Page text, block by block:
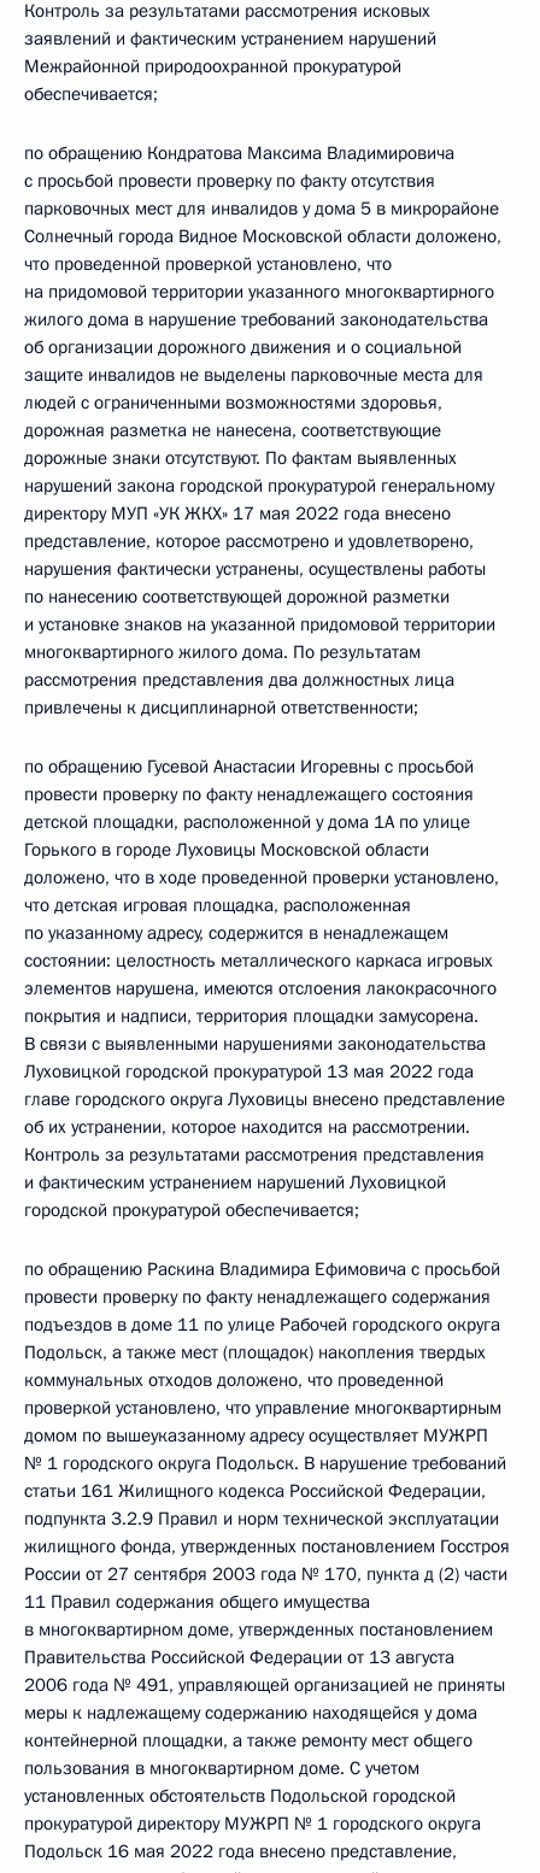
Контроль за результатами рассмотрения исковых
заявлений и фактическим устранением нарушений
Межрайонной природоохранной прокуратурой
обеспечивается;
по обращению Кондратова Максима Владимировича
с просьбой провести проверку по факту отсутствия
парковочных мест для инвалидов у дома 5 в микрорайоне
Солнечный города Видное Московской области доложено,
что проведенной проверкой установлено, что
на придомовой территории указанного многоквартирного
жилого дома в нарушение требований законодательства
об организации дорожного движения и о социальной
защите инвалидов не выделены парковочные места для
людей с ограниченными возможностями здоровья,
дорожная разметка не нанесена, соответствующие
дорожные знаки отсутствуют. По фактам выявленных
нарушений закона городской прокуратурой генеральному
директору МУП «УК ЖКХ» 17 мая 2022 года внесено
представление, которое рассмотрено и удовлетворено,
нарушения фактически устранены, осуществлены работы
по нанесению соответствующей дорожной разметки
и установке знаков на указанной придомовой территории
многоквартирного жилого дома. По результатам
рассмотрения представления два должностных лица
привлечены к дисциплинарной ответственности;
по обращению Гусевой Анастасии Игоревны с просьбой
провести проверку по факту ненадлежащего состояния
детской площадки, расположенной у дома 1А по улице
Горького в городе Луховицы Московской области
доложено, что в ходе проведенной проверки установлено,
что детская игровая площадка, расположенная
по указанному адресу, содержится в ненадлежащем
состоянии: целостность металлического каркаса игровых
элементов нарушена, имеются отслоения лакокрасочного
покрытия и надписи, территория площадки замусорена.
В связи с выявленными нарушениями законодательства
Луховицкой городской прокуратурой 13 мая 2022 года
главе городского округа Луховицы внесено представление
об их устранении, которое находится на рассмотрении.
Контроль за результатами рассмотрения представления
и фактическим устранением нарушений Луховицкой
городской прокуратурой обеспечивается;
по обращению Раскина Владимира Ефимовича с просьбой
провести проверку по факту ненадлежащего содержания
подъездов в доме 11 по улице Рабочей городского округа
Подольск, а также мест (площадок) накопления твердых
коммунальных отходов доложено, что проведенной
проверкой установлено, что управление многоквартирным
домом по вышеуказанному адресу осуществляет МУЖРП
№ 1 городского округа Подольск. В нарушение требований
статьи 161 Жилищного кодекса Российской Федерации,
подпункта 3.2.9 Правил и норм технической эксплуатации
жилищного фонда, утвержденных постановлением Госстроя
России от 27 сентября 2003 года № 170, пункта д (2) части
11 Правил содержания общего имущества
в многоквартирном доме, утвержденных постановлением
Правительства Российской Федерации от 13 августа
2006 года № 491, управляющей организацией не приняты
меры к надлежащему содержанию находящейся у дома
контейнерной площадки, а также ремонту мест общего
пользования в многоквартирном доме. С учетом
установленных обстоятельств Подольской городской
прокуратурой директору МУЖРП № 1 городского округа
Подольск 16 мая 2022 года внесено представление,